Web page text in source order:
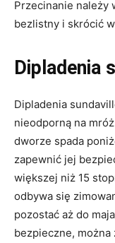
Przecinanie należy
bezlistny i skrócić
Dipladenia
Dipladenia
nieodporną na
dworze spada
zapewnić jej
większej niż 15
odbywa się
pozostać aż do
bezpieczne,